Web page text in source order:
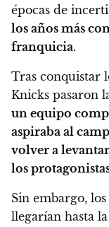
épocas de
los años más
franquicia.
Tras conquistar
Knicks pasaron
un equipo
aspiraba al
volver a
los
Sin embargo,
llegarían hasta